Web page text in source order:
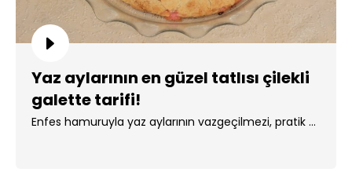
Yaz aylarının en güzel tatlısı çilekli
galette tarifi!
Enfes hamuruyla yaz aylarının vazgeçilmezi, pratik ...